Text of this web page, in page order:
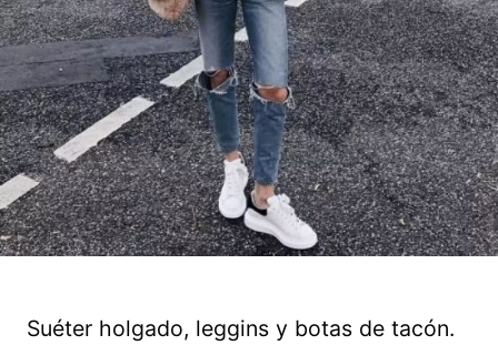
Suéter holgado, leggins y botas de tacón.